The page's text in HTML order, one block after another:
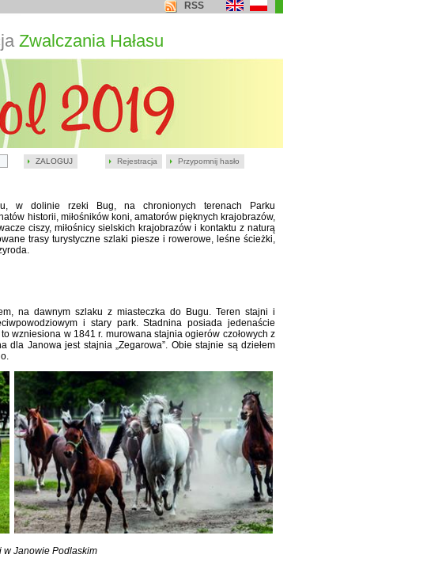
ZALOGUJ Rejestracja Przypomnij hasło
RSS
Zwalczania Hałasu
w dolinie rzeki Bug, na chronionych terenach Parku
historii, miłośników koni, amatorów pięknych krajobrazów,
ciszy, miłośnicy sielskich krajobrazów i kontaktu z naturą
trasy turystyczne szlaki piesze i rowerowe, leśne ścieżki,
na dawnym szlaku z miasteczka do Bugu. Teren stajni i
i stary park. Stadnina posiada jedenaście
wzniesiona w 1841 r. murowana stajnia ogierów czołowych z
dla Janowa jest stajnia „Zegarowa”. Obie stajnie są dziełem
w Janowie Podlaskim